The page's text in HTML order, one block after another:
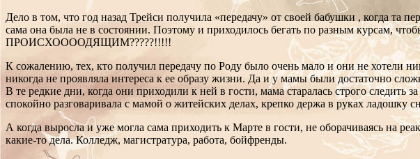
Дело в том, что год назад Трейси получила «передачу» от своей бабушки , когда та
сама она была не в состоянии. Поэтому и приходилось бегать по разным курсам,
ПРОИСХООООДЯЩИМ?????!!!!!
К сожалению, тех, кто получил передачу по Роду было очень мало и они не хотели
никогда не проявляла интереса к ее образу жизни. Да и у мамы были достаточно
В те редкие дни, когда они приходили к ней в гости, мама старалась строго следить
спокойно разговаривала с мамой о житейских делах, крепко держа в руках ладошку
А когда выросла и уже могла сама приходить к Марте в гости, не оборачиваясь на
какие-то дела. Колледж, магистратура, работа, бойфренды.